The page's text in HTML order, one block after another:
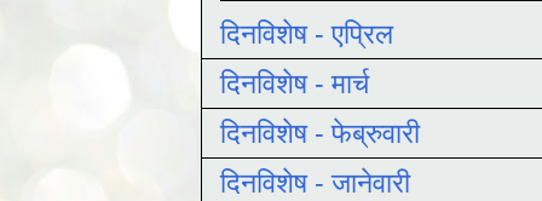
दिनविशेष - एप्रिल
दिनविशेष - मार्च
दिनविशेष - फेब्रुवारी
दिनविशेष - जानेवारी